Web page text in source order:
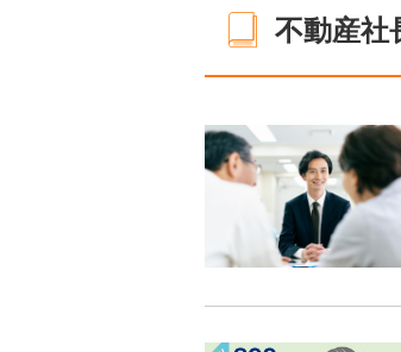
不動産社